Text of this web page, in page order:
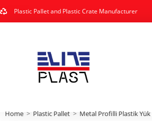
Plastic Pallet and Plastic Crate Manufacturer
Home > Plastic Pallet > Metal Profilli Plastik Yük